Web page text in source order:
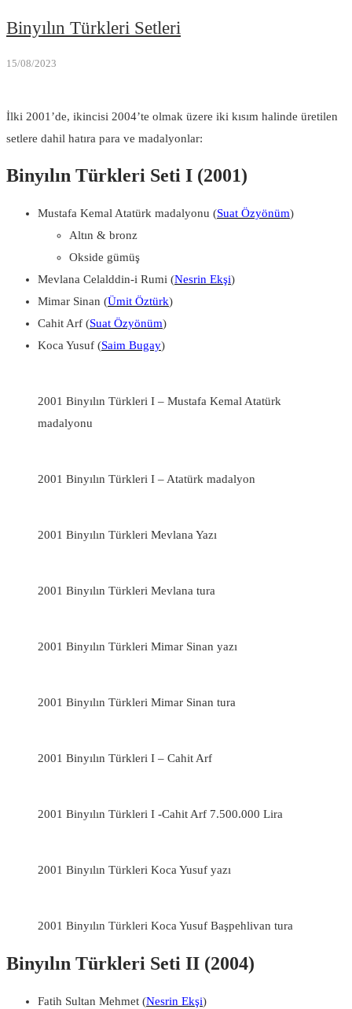
Binyılın Türkleri Setleri
15/08/2023
İlki 2001’de, ikincisi 2004’te olmak üzere iki kısım halinde üretilen
setlere dahil hatıra para ve madalyonlar:
Binyılın Türkleri Seti I (2001)
Mustafa Kemal Atatürk madalyonu (Suat Özyönüm)
Altın & bronz
Okside gümüş
Mevlana Celalddin-i Rumi (Nesrin Ekşi)
Mimar Sinan (Ümit Öztürk)
Cahit Arf (Suat Özyönüm)
Koca Yusuf (Saim Bugay)
2001 Binyılın Türkleri I – Mustafa Kemal Atatürk
madalyonu
2001 Binyılın Türkleri I – Atatürk madalyon
2001 Binyılın Türkleri Mevlana Yazı
2001 Binyılın Türkleri Mevlana tura
2001 Binyılın Türkleri Mimar Sinan yazı
2001 Binyılın Türkleri Mimar Sinan tura
2001 Binyılın Türkleri I – Cahit Arf
2001 Binyılın Türkleri I -Cahit Arf 7.500.000 Lira
2001 Binyılın Türkleri Koca Yusuf yazı
2001 Binyılın Türkleri Koca Yusuf Başpehlivan tura
Binyılın Türkleri Seti II (2004)
Fatih Sultan Mehmet (Nesrin Ekşi)